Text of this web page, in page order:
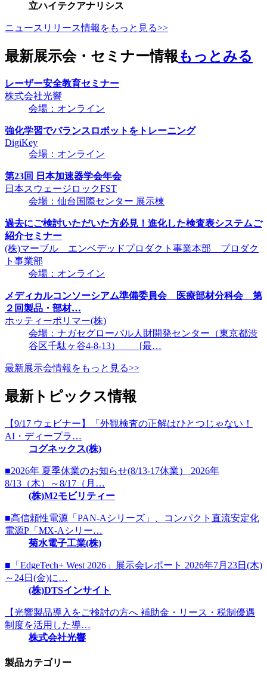
立ハイテクアナリシス
ニュースリリース情報をもっと見る>>
最新展示会・セミナー情報もっとみる
レーザー安全教育セミナー
株式会社光響
会場：オンライン
強化学習でバランスロボットをトレーニング
DigiKey
会場：オンライン
第23回 日本加速器学会年会
日本スウェージロックFST
会場：仙台国際センター 展示棟
過去にご検討いただいた方必見！進化した検査表システムご
紹介セミナー
(株)マーブル エンベデッドプロダクト事業本部 プロダク
ト事業部
会場：オンライン
メディカルコンソーシアム準備委員会 医療部材分科会 第
２回製品・部材…
ホッティーポリマー(株)
会場：ナガセグローバル人財開発センター（東京都渋
谷区千駄ヶ谷4-8-13） [最…
最新展示会情報をもっと見る>>
最新トピックス情報
【9/17 ウェビナー】「外観検査の正解はひとつじゃない！
AI・ディープラ…
コグネックス(株)
■2026年 夏季休業のお知らせ(8/13-17休業） 2026年
8/13（木）～8/17（月…
(株)M2モビリティー
■高信頼性電源「PAN-Aシリーズ」、コンパクト直流安定化
電源P「MX-Aシリー…
菊水電子工業(株)
■「EdgeTech+ West 2026」展示会レポート 2026年7月23日(木)
～24日(金)に…
(株)DTSインサイト
【光響製品導入をご検討の方へ 補助金・リース・税制優遇
制度を活用した導…
株式会社光響
製品カテゴリー